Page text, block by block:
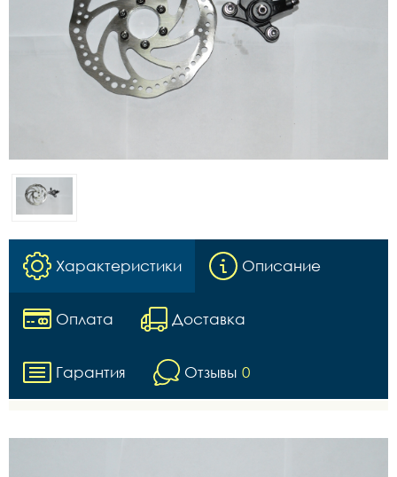
Характеристики Описание
Оплата Доставка
Гарантия Отзывы 0